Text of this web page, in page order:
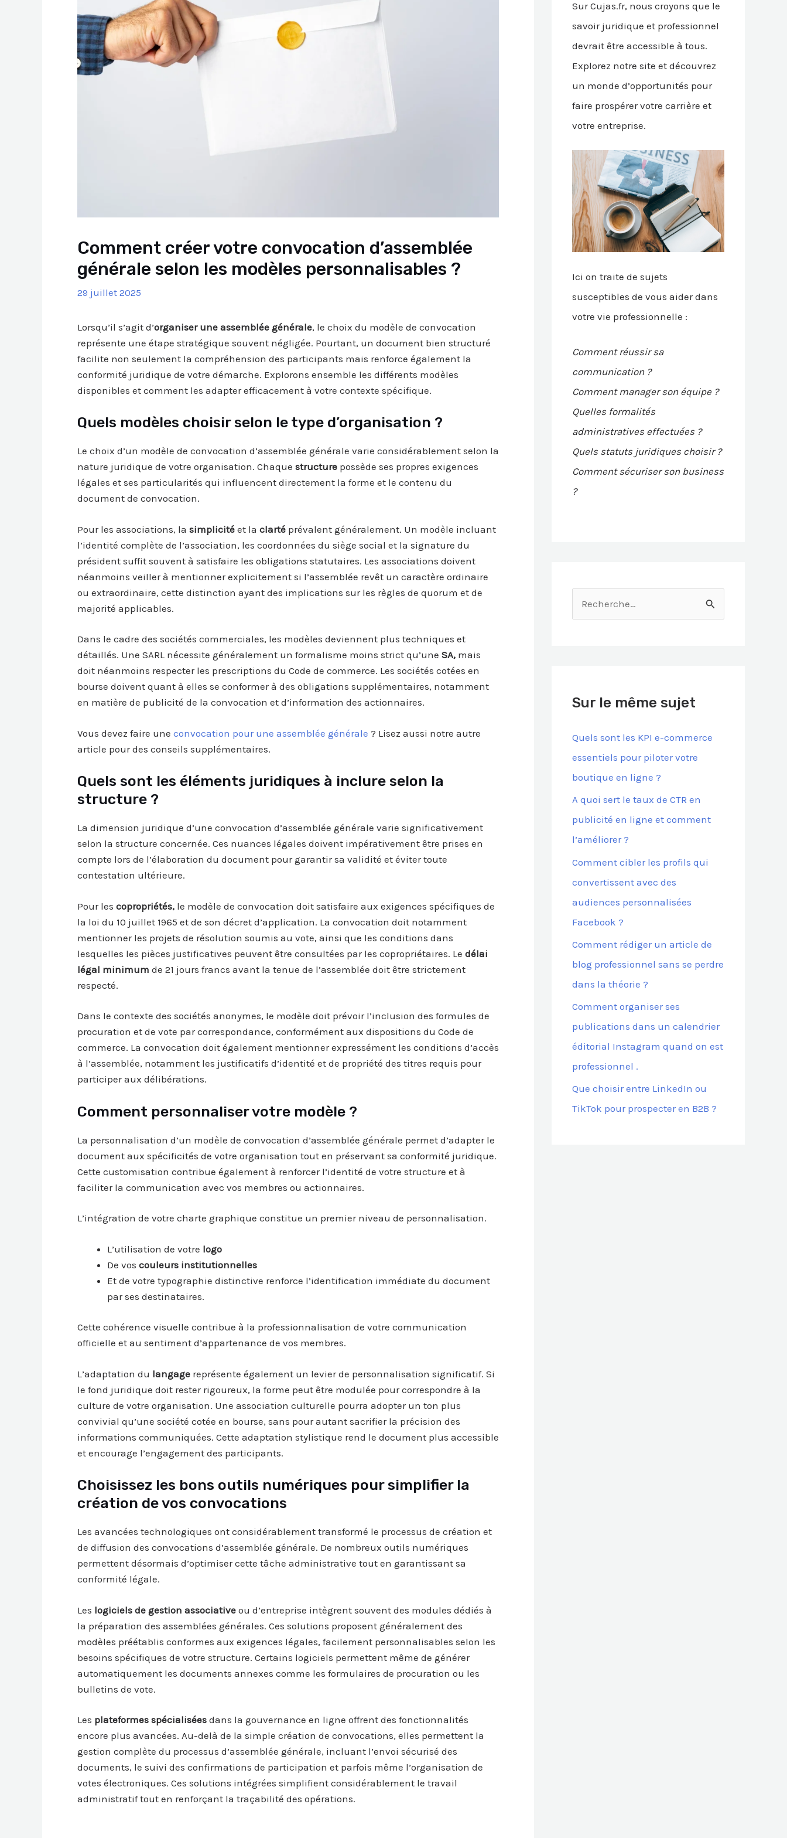
Comment créer votre convocation d’assemblée
générale selon les modèles personnalisables ?
29 juillet 2025
Lorsqu’il s’agit d’organiser une assemblée générale, le choix du modèle de convocation
représente une étape stratégique souvent négligée. Pourtant, un document bien structuré
facilite non seulement la compréhension des participants mais renforce également la
conformité juridique de votre démarche. Explorons ensemble les différents modèles
disponibles et comment les adapter efficacement à votre contexte spécifique.
Quels modèles choisir selon le type d’organisation ?
Le choix d’un modèle de convocation d’assemblée générale varie considérablement selon la
nature juridique de votre organisation. Chaque structure possède ses propres exigences
légales et ses particularités qui influencent directement la forme et le contenu du
document de convocation.
Pour les associations, la simplicité et la clarté prévalent généralement. Un modèle incluant
l’identité complète de l’association, les coordonnées du siège social et la signature du
président suffit souvent à satisfaire les obligations statutaires. Les associations doivent
néanmoins veiller à mentionner explicitement si l’assemblée revêt un caractère ordinaire
ou extraordinaire, cette distinction ayant des implications sur les règles de quorum et de
majorité applicables.
Dans le cadre des sociétés commerciales, les modèles deviennent plus techniques et
détaillés. Une SARL nécessite généralement un formalisme moins strict qu’une SA, mais
doit néanmoins respecter les prescriptions du Code de commerce. Les sociétés cotées en
bourse doivent quant à elles se conformer à des obligations supplémentaires, notamment
en matière de publicité de la convocation et d’information des actionnaires.
Vous devez faire une convocation pour une assemblée générale ? Lisez aussi notre autre
article pour des conseils supplémentaires.
Quels sont les éléments juridiques à inclure selon la
structure ?
La dimension juridique d’une convocation d’assemblée générale varie significativement
selon la structure concernée. Ces nuances légales doivent impérativement être prises en
compte lors de l’élaboration du document pour garantir sa validité et éviter toute
contestation ultérieure.
Pour les copropriétés, le modèle de convocation doit satisfaire aux exigences spécifiques de
la loi du 10 juillet 1965 et de son décret d’application. La convocation doit notamment
mentionner les projets de résolution soumis au vote, ainsi que les conditions dans
lesquelles les pièces justificatives peuvent être consultées par les copropriétaires. Le délai
légal minimum de 21 jours francs avant la tenue de l’assemblée doit être strictement
respecté.
Dans le contexte des sociétés anonymes, le modèle doit prévoir l’inclusion des formules de
procuration et de vote par correspondance, conformément aux dispositions du Code de
commerce. La convocation doit également mentionner expressément les conditions d’accès
à l’assemblée, notamment les justificatifs d’identité et de propriété des titres requis pour
participer aux délibérations.
Comment personnaliser votre modèle ?
La personnalisation d’un modèle de convocation d’assemblée générale permet d’adapter le
document aux spécificités de votre organisation tout en préservant sa conformité juridique.
Cette customisation contribue également à renforcer l’identité de votre structure et à
faciliter la communication avec vos membres ou actionnaires.
L’intégration de votre charte graphique constitue un premier niveau de personnalisation.
L’utilisation de votre logo
De vos couleurs institutionnelles
Et de votre typographie distinctive renforce l’identification immédiate du document
par ses destinataires.
Cette cohérence visuelle contribue à la professionnalisation de votre communication
officielle et au sentiment d’appartenance de vos membres.
L’adaptation du langage représente également un levier de personnalisation significatif. Si
le fond juridique doit rester rigoureux, la forme peut être modulée pour correspondre à la
culture de votre organisation. Une association culturelle pourra adopter un ton plus
convivial qu’une société cotée en bourse, sans pour autant sacrifier la précision des
informations communiquées. Cette adaptation stylistique rend le document plus accessible
et encourage l’engagement des participants.
Choisissez les bons outils numériques pour simplifier la
création de vos convocations
Les avancées technologiques ont considérablement transformé le processus de création et
de diffusion des convocations d’assemblée générale. De nombreux outils numériques
permettent désormais d’optimiser cette tâche administrative tout en garantissant sa
conformité légale.
Les logiciels de gestion associative ou d’entreprise intègrent souvent des modules dédiés à
la préparation des assemblées générales. Ces solutions proposent généralement des
modèles préétablis conformes aux exigences légales, facilement personnalisables selon les
besoins spécifiques de votre structure. Certains logiciels permettent même de générer
automatiquement les documents annexes comme les formulaires de procuration ou les
bulletins de vote.
Les plateformes spécialisées dans la gouvernance en ligne offrent des fonctionnalités
encore plus avancées. Au-delà de la simple création de convocations, elles permettent la
gestion complète du processus d’assemblée générale, incluant l’envoi sécurisé des
documents, le suivi des confirmations de participation et parfois même l’organisation de
votes électroniques. Ces solutions intégrées simplifient considérablement le travail
administratif tout en renforçant la traçabilité des opérations.
Sur Cujas.fr, nous croyons que le
savoir juridique et professionnel
devrait être accessible à tous.
Explorez notre site et découvrez
un monde d’opportunités pour
faire prospérer votre carrière et
votre entreprise.
Ici on traite de sujets
susceptibles de vous aider dans
votre vie professionnelle :
Comment réussir sa
communication ?
Comment manager son équipe ?
Quelles formalités
administratives effectuées ?
Quels statuts juridiques choisir ?
Comment sécuriser son business
?
r
:
Sur le même sujet
Quels sont les KPI e-commerce
essentiels pour piloter votre
boutique en ligne ?
A quoi sert le taux de CTR en
publicité en ligne et comment
l’améliorer ?
Comment cibler les profils qui
convertissent avec des
audiences personnalisées
Facebook ?
Comment rédiger un article de
blog professionnel sans se perdre
dans la théorie ?
Comment organiser ses
publications dans un calendrier
éditorial Instagram quand on est
professionnel .
Que choisir entre LinkedIn ou
TikTok pour prospecter en B2B ?